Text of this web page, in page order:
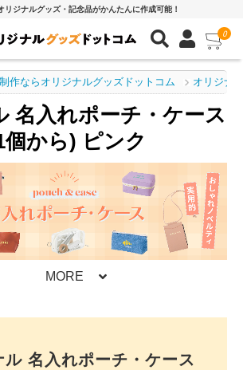
リジナルグッズ・記念品がかんたんに作成可能！
0
作ならオリジナルグッズドットコム オリジナ
名入れポーチ・ケース
から) ピンク
MORE
ル 名入れポーチ・ケース